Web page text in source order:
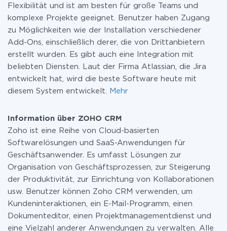
Flexibilität und ist am besten für große Teams und
komplexe Projekte geeignet. Benutzer haben Zugang
zu Möglichkeiten wie der Installation verschiedener
Add-Ons, einschließlich derer, die von Drittanbietern
erstellt wurden. Es gibt auch eine Integration mit
beliebten Diensten. Laut der Firma Atlassian, die Jira
entwickelt hat, wird die beste Software heute mit
diesem System entwickelt.
Mehr
Information über ZOHO CRM
Zoho ist eine Reihe von Cloud-basierten
Softwarelösungen und SaaS-Anwendungen für
Geschäftsanwender. Es umfasst Lösungen zur
Organisation von Geschäftsprozessen, zur Steigerung
der Produktivität, zur Einrichtung von Kollaborationen
usw. Benutzer können Zoho CRM verwenden, um
Kundeninteraktionen, ein E-Mail-Programm, einen
Dokumenteditor, einen Projektmanagementdienst und
eine Vielzahl anderer Anwendungen zu verwalten. Alle